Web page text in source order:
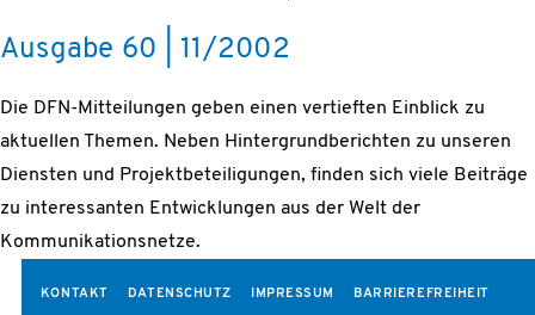
Ausgabe 60 | 11/2002
Die DFN-Mitteilungen geben einen vertieften Einblick zu
aktuellen Themen. Neben Hintergrundberichten zu unseren
Diensten und Projektbeteiligungen, finden sich viele Beiträge
zu interessanten Entwicklungen aus der Welt der
Kommunikationsnetze.
KONTAKT DATENSCHUTZ IMPRESSUM BARRIEREFREIHEIT